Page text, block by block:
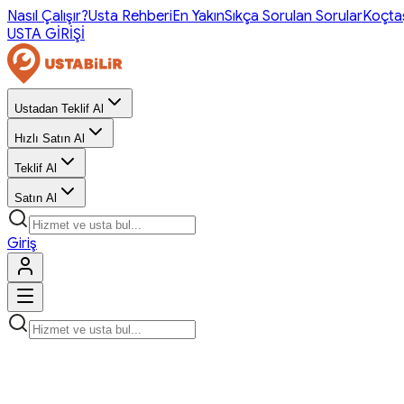
Nasıl Çalışır?Usta RehberiEn YakınSıkça Sorulan Sorular
USTA GİRİŞİ
Ustadan Teklif Al
Hızlı Satın Al
Teklif Al
Satın Al
Giriş